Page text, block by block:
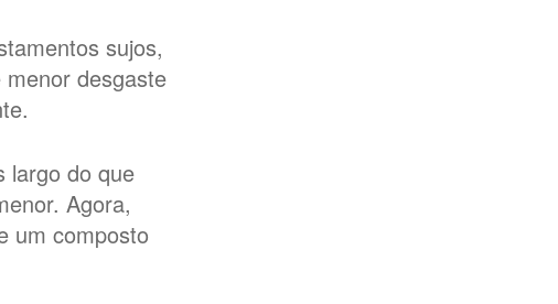
sujos,
desgaste
largo do que
Agora,
um composto